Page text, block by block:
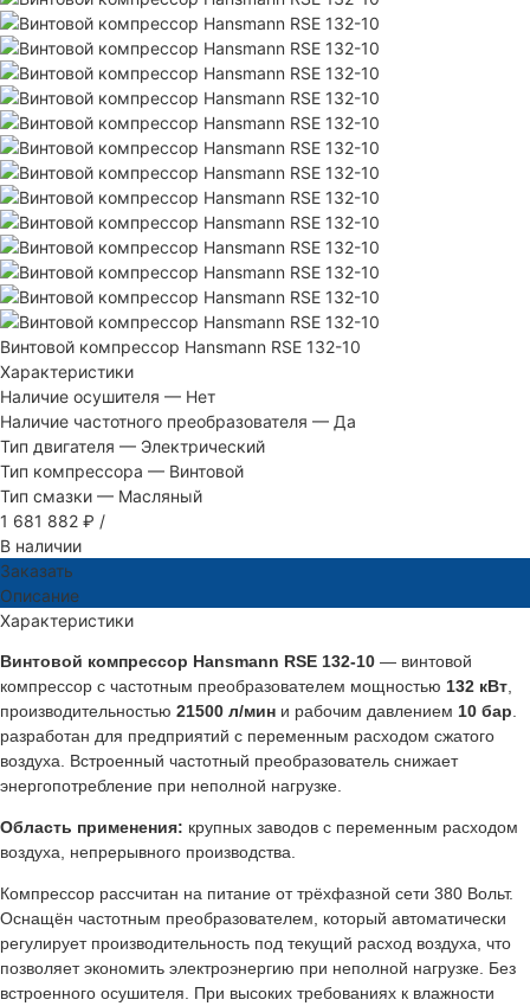
Винтовой компрессор Hansmann RSE 132-10
Характеристики
Наличие осушителя — Нет
Наличие частотного преобразователя — Да
Тип двигателя — Электрический
Тип компрессора — Винтовой
Тип смазки — Масляный
1 681 882 ₽ /
В наличии
Заказать
Описание
Характеристики
Винтовой компрессор Hansmann RSE 132-10 — винтовой
компрессор с частотным преобразователем мощностью 132 кВт
производительностью 21500 л/мин и рабочим давлением 10 бар
разработан для предприятий с переменным расходом сжатого
воздуха. Встроенный частотный преобразователь снижает
энергопотребление при неполной нагрузке.
Область применения: крупных заводов с переменным расходом
воздуха, непрерывного производства.
Компрессор рассчитан на питание от трёхфазной сети 380 Вольт.
Оснащён частотным преобразователем, который автоматически
регулирует производительность под текущий расход воздуха, что
позволяет экономить электроэнергию при неполной нагрузке. Без
встроенного осушителя. При высоких требованиях к влажности